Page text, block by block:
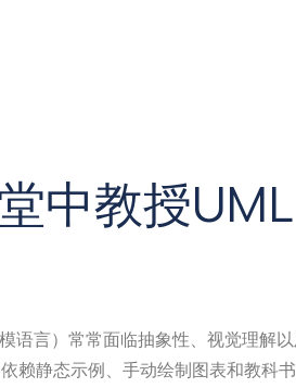
中教授UML
模语言）常常面临抽象性、视觉理解以
赖静态示例、手动绘制图表和教科书